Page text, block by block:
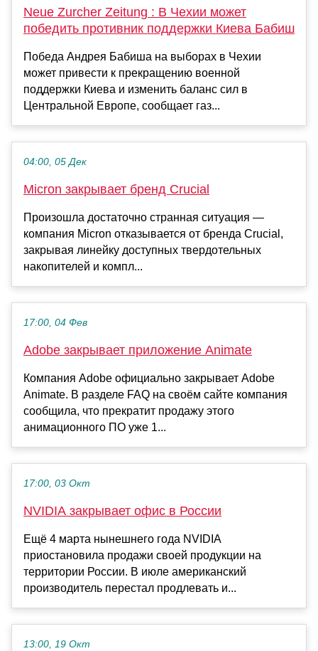
Neue Zurcher Zeitung : В Чехии может
победить противник поддержки Киева Бабиш
Победа Андрея Бабиша на выборах в Чехии
может привести к прекращению военной
поддержки Киева и изменить баланс сил в
Центральной Европе, сообщает газ...
04:00, 05 Дек
Micron закрывает бренд Crucial
Произошла достаточно странная ситуация —
компания Micron отказывается от бренда Crucial,
закрывая линейку доступных твердотельных
накопителей и компл...
17:00, 04 Фев
Adobe закрывает приложение Animate
Компания Adobe официально закрывает Adobe
Animate. В разделе FAQ на своём сайте компания
сообщила, что прекратит продажу этого
анимационного ПО уже 1...
17:00, 03 Окт
NVIDIA закрывает офис в России
Ещё 4 марта нынешнего года NVIDIA
приостановила продажи своей продукции на
территории России. В июле американский
производитель перестал продлевать и...
13:00, 19 Окт